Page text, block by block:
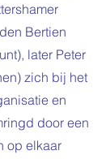
Bertien
later Peter
zich bij het
en
door een
op elkaar